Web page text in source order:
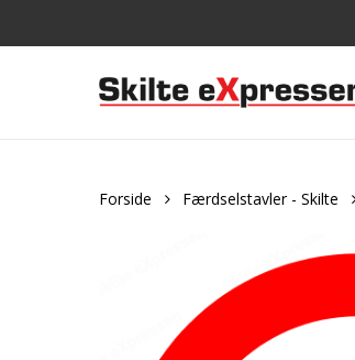
to
Forside Færdselstavler - Skilte